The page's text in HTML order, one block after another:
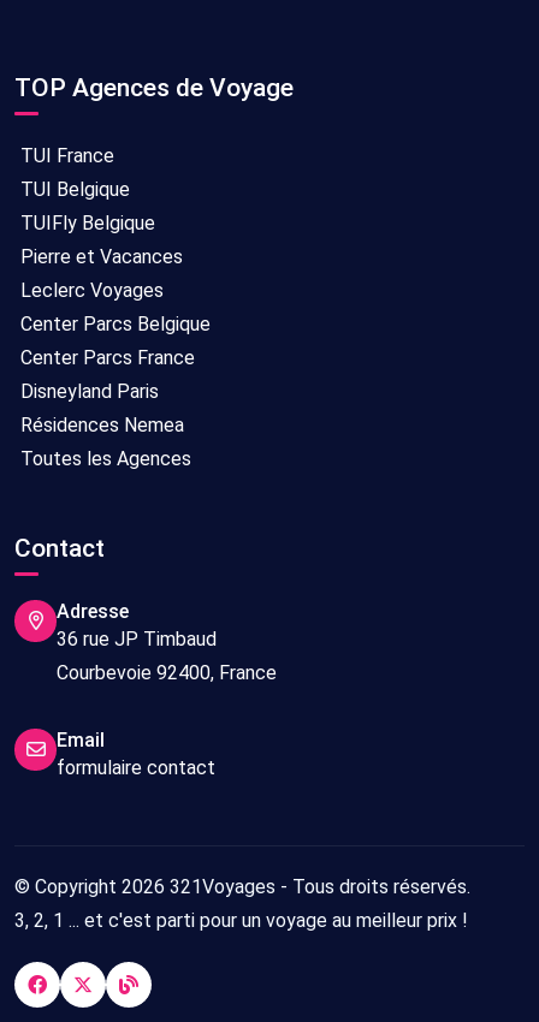
TOP Agences de Voyage
TUI France
TUI Belgique
TUIFly Belgique
Pierre et Vacances
Leclerc Voyages
Center Parcs Belgique
Center Parcs France
Disneyland Paris
Résidences Nemea
Toutes les Agences
Contact
Adresse
36 rue JP Timbaud
Courbevoie 92400, France
Email
formulaire contact
© Copyright 2026 321Voyages - Tous droits réservés.
3, 2, 1 ... et c'est parti pour un voyage au meilleur prix !